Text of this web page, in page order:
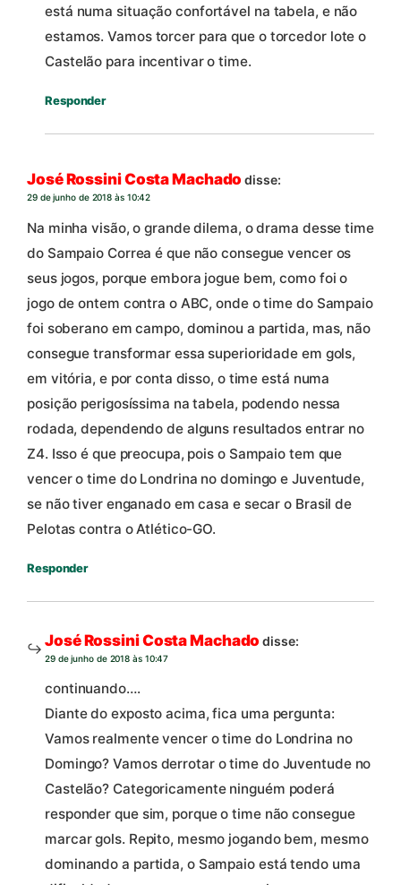
está numa situação confortável na tabela, e não
estamos. Vamos torcer para que o torcedor lote o
Castelão para incentivar o time.
Responder
José Rossini Costa Machado disse:
29 de junho de 2018 às 10:42
Na minha visão, o grande dilema, o drama desse time
do Sampaio Correa é que não consegue vencer os
seus jogos, porque embora jogue bem, como foi o
jogo de ontem contra o ABC, onde o time do Sampaio
foi soberano em campo, dominou a partida, mas, não
consegue transformar essa superioridade em gols,
em vitória, e por conta disso, o time está numa
posição perigosíssima na tabela, podendo nessa
rodada, dependendo de alguns resultados entrar no
Z4. Isso é que preocupa, pois o Sampaio tem que
vencer o time do Londrina no domingo e Juventude,
se não tiver enganado em casa e secar o Brasil de
Pelotas contra o Atlético-GO.
Responder
José Rossini Costa Machado disse:
29 de junho de 2018 às 10:47
continuando….
Diante do exposto acima, fica uma pergunta:
Vamos realmente vencer o time do Londrina no
Domingo? Vamos derrotar o time do Juventude no
Castelão? Categoricamente ninguém poderá
responder que sim, porque o time não consegue
marcar gols. Repito, mesmo jogando bem, mesmo
dominando a partida, o Sampaio está tendo uma